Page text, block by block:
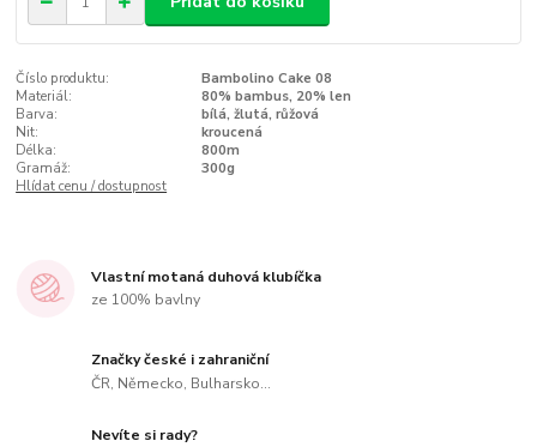
Číslo produktu:
Bambolino Cake 08
Materiál:
80% bambus, 20% len
Barva:
bílá, žlutá, růžová
Nit:
kroucená
Délka:
800m
Gramáž:
300g
Hlídat cenu / dostupnost
Vlastní motaná duhová klubíčka
ze 100% bavlny
Značky české i zahraniční
ČR, Německo, Bulharsko...
Nevíte si rady?